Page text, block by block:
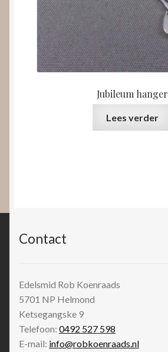
Jubileum hanger
Lees verder
Contact
Edelsmid Rob Koenraads
5701 NP Helmond
Ketsegangske 9
Telefoon: 0492 527 598
E-mail: info@robkoenraads.nl